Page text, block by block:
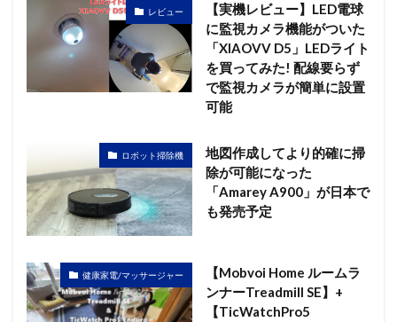
レビュー
【実機レビュー】LED電球
に監視カメラ機能がついた
「XIAOVV D5」LEDライト
を買ってみた! 配線要らず
で監視カメラが簡単に設置
可能
ロボット掃除機
地図作成してより的確に掃
除が可能になった
「Amarey A900」が日本で
も発売予定
健康家電/マッサージャー
【Mobvoi Home ルームラ
ンナーTreadmill SE】+
【TicWatchPro5